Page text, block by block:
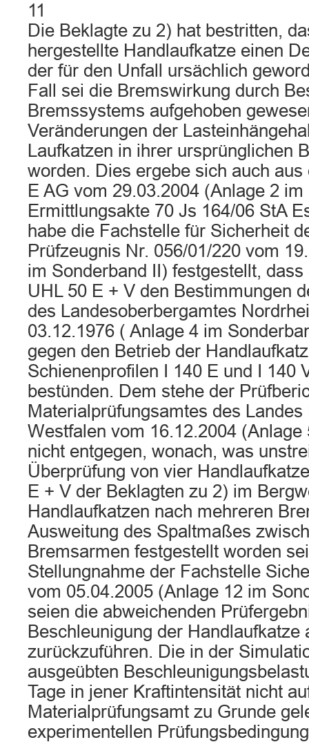
11
Die Beklagte zu 2) hat bestritten,
hergestellte Handlaufkatze einen
der für den Unfall ursächlich
Fall sei die Bremswirkung durch
Bremssystems aufgehoben
Veränderungen der
Laufkatzen in ihrer ursprünglichen
worden. Dies ergebe sich auch
E AG vom 29.03.2004 (Anlage 2
Ermittlungsakte 70 Js 164/06 StA
habe die Fachstelle für Sicherheit
Prüfzeugnis Nr. 056/01/220 vom
im Sonderband II) festgestellt,
UHL 50 E + V den Bestimmungen
des Landesoberbergamtes
03.12.1976 ( Anlage 4 im
gegen den Betrieb der
Schienenprofilen I 140 E und I 140
bestünden. Dem stehe der
Materialprüfungsamtes des
Westfalen vom 16.12.2004
nicht entgegen, wonach, was
Überprüfung von vier
E + V der Beklagten zu 2) im
Handlaufkatzen nach mehreren
Ausweitung des Spaltmaßes
Bremsarmen festgestellt worden
Stellungnahme der Fachstelle
vom 05.04.2005 (Anlage 12 im
seien die abweichenden
Beschleunigung der Handlaufkatze
zurückzuführen. Die in der
ausgeübten
Tage in jener Kraftintensität nicht
Materialprüfungsamt zu Grunde
experimentellen